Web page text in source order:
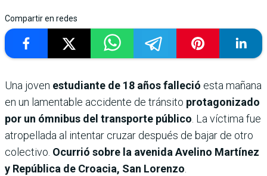
Compartir en redes
Una joven estudiante de 18 años falleció esta mañana
en un lamentable accidente de tránsito protagonizado
por un ómnibus del transporte público. La víctima fue
atropellada al intentar cruzar después de bajar de otro
colectivo. Ocurrió sobre la avenida Avelino Martínez
y República de Croacia, San Lorenzo.